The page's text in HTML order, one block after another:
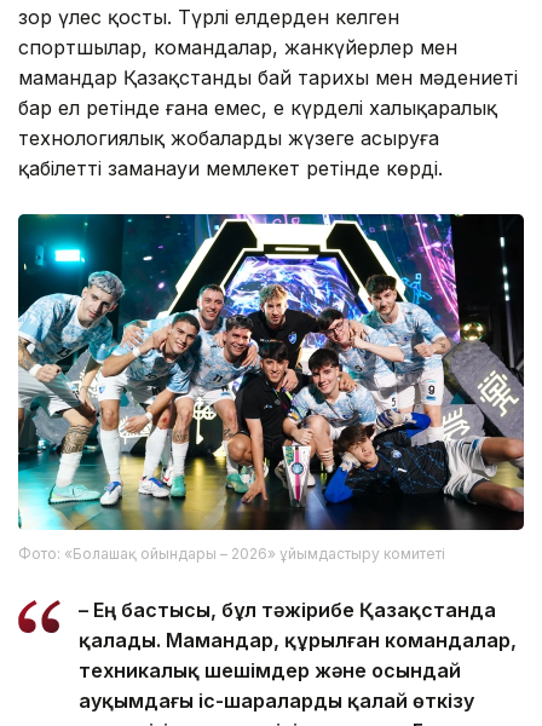
зор үлес қосты. Түрлі елдерден келген
спортшылар, командалар, жанкүйерлер мен
мамандар Қазақстанды бай тарихы мен мәдениеті
бар ел ретінде ғана емес, ең күрделі халықаралық
технологиялық жобаларды жүзеге асыруға
қабілетті заманауи мемлекет ретінде көрді.
Фото: «Болашақ ойындары – 2026» ұйымдастыру комитеті
– Ең бастысы, бұл тәжірибе Қазақстанда
қалады. Мамандар, құрылған командалар,
техникалық шешімдер және осындай
ауқымдағы іс-шараларды қалай өткізу